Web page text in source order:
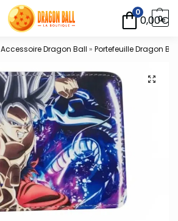
0
0,00€
0
Accessoire Dragon Ball » Portefeuille Dragon